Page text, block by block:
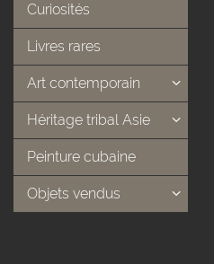
Curiosités
Livres rares
Art contemporain
Héritage tribal Asie
Peinture cubaine
Objets vendus